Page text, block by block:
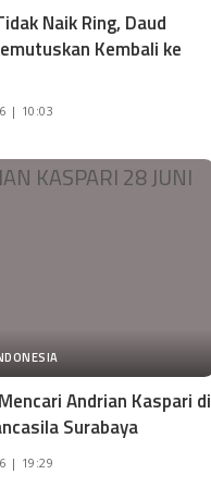
Naik Ring, Daud
Kembali ke
| 10:03
Andrian Kaspari di
Surabaya
| 19:29